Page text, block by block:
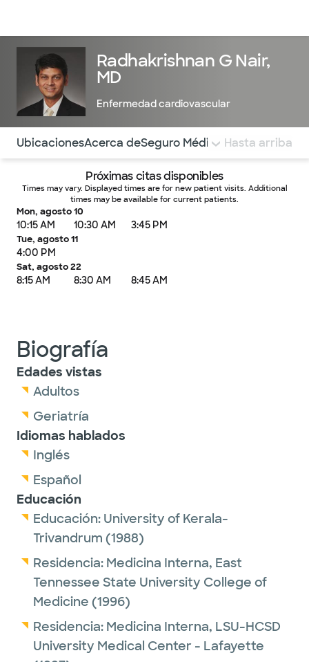
Radhakrishnan G Nair,
MD
Enfermedad cardiovascular
Utilice esta navegación para saltar rápidamente a
UbicacionesAcerca deSeguro Médico COMENTARIOS
Hasta arriba
Próximas citas disponibles
Times may vary. Displayed times are for new patient visits. Additional
times may be available for current patients.
Mon, agosto 10
10:15 AM 10:30 AM 3:45 PM
Tue, agosto 11
4:00 PM
Sat, agosto 22
8:15 AM 8:30 AM 8:45 AM
Biografía
Edades vistas
Adultos
Geriatría
Idiomas hablados
Inglés
Español
Educación
Educación: University of Kerala-
Trivandrum (1988)
Residencia: Medicina Interna, East
Tennessee State University College of
Medicine (1996)
Residencia: Medicina Interna, LSU-HCSD
University Medical Center - Lafayette